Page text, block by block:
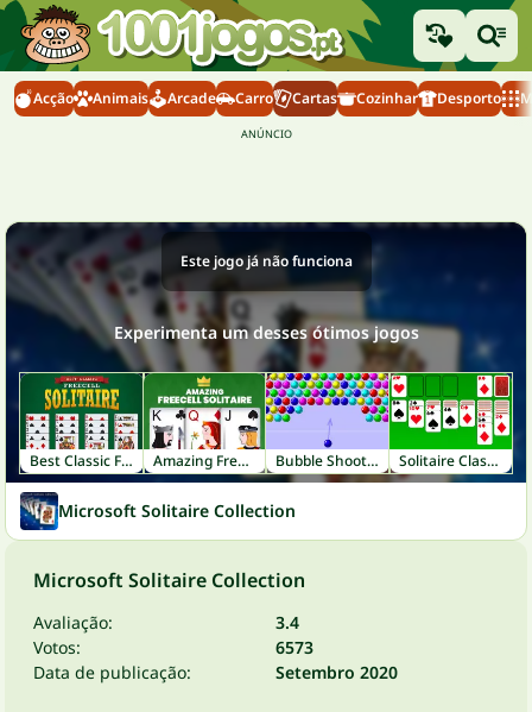
Acção Animais Arcade Carro Cartas Cozinhar Desporto
Este jogo já não funciona
Experimenta um desses ótimos jogos
Best Classic Freecell Solitaire Amazing FreeCell Solitaire Bubble Shooter Solitaire Classic
Microsoft Solitaire Collection
Microsoft Solitaire Collection
Avaliação:
3.4
Votos:
6573
Data de publicação:
Setembro 2020